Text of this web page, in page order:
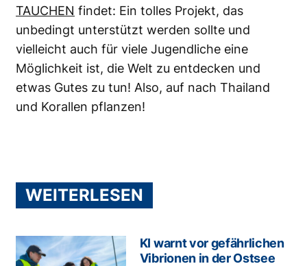
TAUCHEN findet: Ein tolles Projekt, das
unbedingt unterstützt werden sollte und
vielleicht auch für viele Jugendliche eine
Möglichkeit ist, die Welt zu entdecken und
etwas Gutes zu tun! Also, auf nach Thailand
und Korallen pflanzen!
WEITERLESEN
KI warnt vor gefährlichen
Vibrionen in der Ostsee